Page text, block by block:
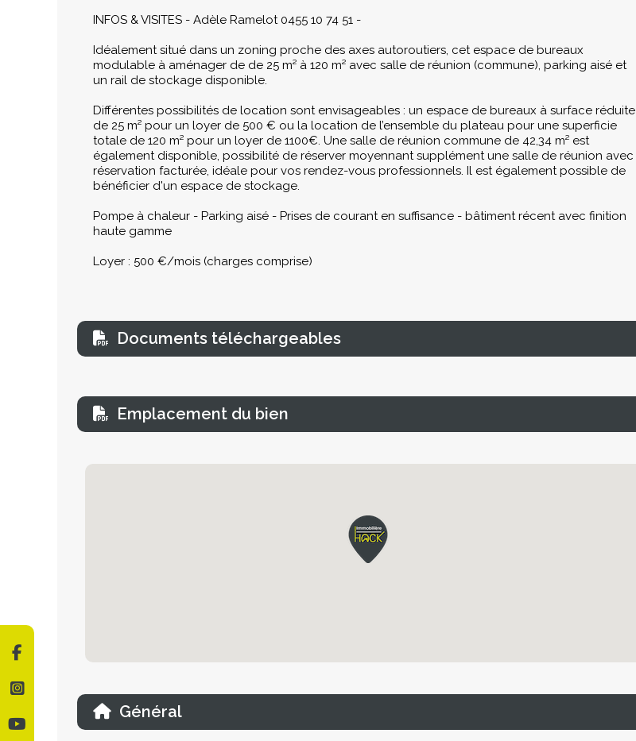
INFOS & VISITES - Adèle Ramelot 0455 10 74 51 -
Idéalement situé dans un zoning proche des axes autoroutiers, cet espace de bureaux
modulable à aménager de de 25 m² à 120 m² avec salle de réunion (commune), parking aisé et
un rail de stockage disponible.
Différentes possibilités de location sont envisageables : un espace de bureaux à surface réduite
de 25 m² pour un loyer de 500 € ou la location de l’ensemble du plateau pour une superficie
totale de 120 m² pour un loyer de 1100€. Une salle de réunion commune de 42,34 m² est
également disponible, possibilité de réserver moyennant supplément une salle de réunion avec
réservation facturée, idéale pour vos rendez-vous professionnels. Il est également possible de
bénéficier d'un espace de stockage.
Pompe à chaleur - Parking aisé - Prises de courant en suffisance - bâtiment récent avec finition
haute gamme
Loyer : 500 €/mois (charges comprise)
Documents téléchargeables
Emplacement du bien
Général